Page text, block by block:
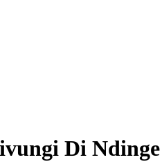
Di Ndinge